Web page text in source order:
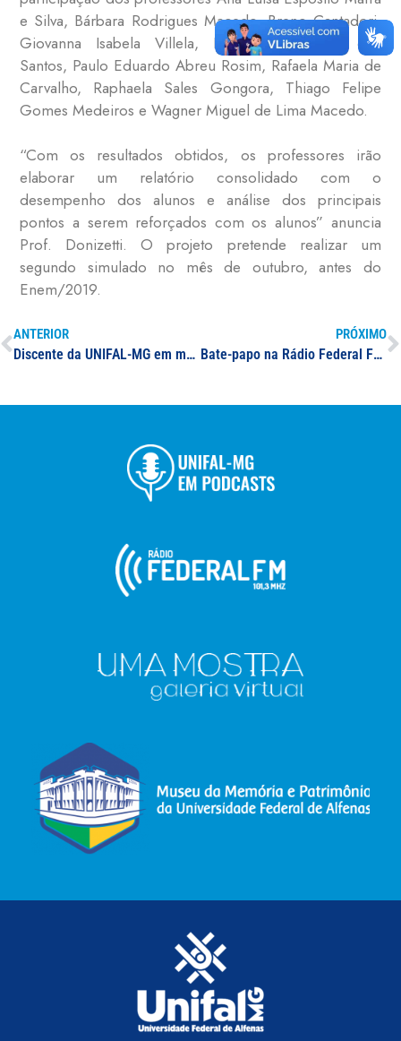
e Silva, Bárbara Rodrigues Macedo, Breno Cantadori,
Giovanna Isabela Villela, Henrique Campos dos
Santos, Paulo Eduardo Abreu Rosim, Rafaela Maria de
Carvalho, Raphaela Sales Gongora, Thiago Felipe
Gomes Medeiros e Wagner Miguel de Lima Macedo.
“Com os resultados obtidos, os professores irão
elaborar um relatório consolidado com o
desempenho dos alunos e análise dos principais
pontos a serem reforçados com os alunos” anuncia
Prof. Donizetti. O projeto pretende realizar um
segundo simulado no mês de outubro, antes do
Enem/2019.
ANTERIOR
Discente da UNIFAL-MG em mobilidade acadêmica participa de missão de saúde com povos indígenas no Amazonas
PRÓXIMO
Bate-papo na Rádio Federal FM aborda o impacto da UNIFAL-MG para a região; confira conversa entre o atual reitor da Universidade e o reitor do mandato anterior